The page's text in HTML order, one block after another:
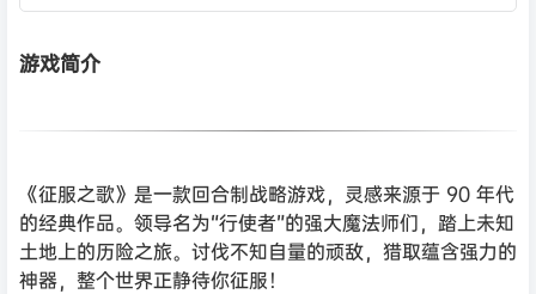
游戏简介
《征服之歌》是一款回合制战略游戏，灵感来源于 90 年代
的经典作品。领导名为“行使者”的强大魔法师们，踏上未知
土地上的历险之旅。讨伐不知自量的顽敌，猎取蕴含强力的
神器，整个世界正静待你征服！